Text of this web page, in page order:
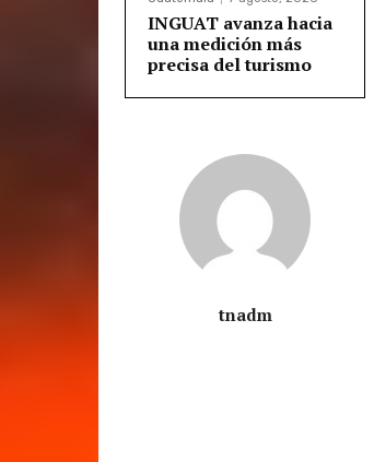
INGUAT avanza hacia
una medición más
precisa del turismo
tnadm